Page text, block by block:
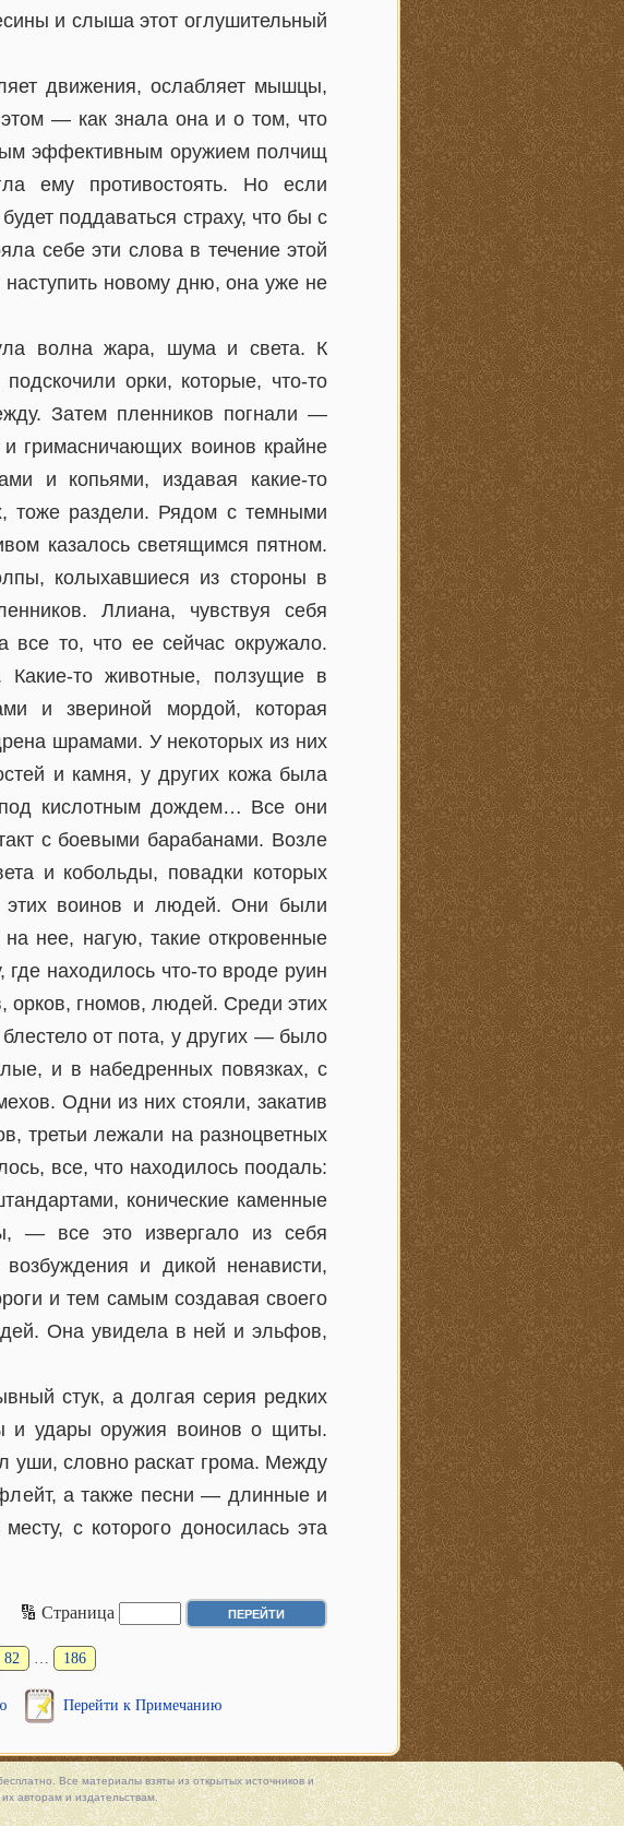
и слыша этот оглушительный
движения, ослабляет мышцы,
— как знала она и о том, что
эффективным оружием полчищ
ему противостоять. Но если
поддаваться страху, что бы с
себе эти слова в течение этой
новому дню, она уже не
волна жара, шума и света. К
орки, которые, что-то
Затем пленников погнали —
гримасничающих воинов крайне
и копьями, издавая какие-то
тоже раздели. Рядом с темными
казалось светящимся пятном.
колыхавшиеся из стороны в
Ллиана, чувствуя себя
все то, что ее сейчас окружало.
то животные, ползущие в
и звериной мордой, которая
шрамами. У некоторых из них
и камня, у других кожа была
кислотным дождем… Все они
с боевыми барабанами. Возле
и кобольды, повадки которых
этих воинов и людей. Они были
нее, нагую, такие откровенные
находилось что-то вроде руин
орков, гномов, людей. Среди этих
от пота, у других — было
и в набедренных повязках, с
Одни из них стояли, закатив
третьи лежали на разноцветных
все, что находилось поодаль:
конические каменные
— все это извергало из себя
и дикой ненависти,
и тем самым создавая своего
Она увидела в ней и эльфов,
стук, а долгая серия редких
и удары оружия воинов о щиты.
уши, словно раскат грома. Между
а также песни — длинные и
с которого доносилась эта
🔢 Страница
82 … 186
Перейти к Примечанию
Все материалы взяты из открытых источников и
авторам и издательствам.